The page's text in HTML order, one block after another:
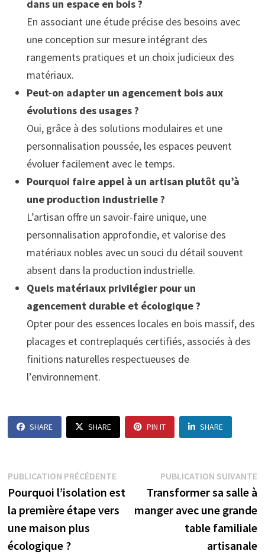
dans un espace en bois ?
En associant une étude précise des besoins avec
une conception sur mesure intégrant des
rangements pratiques et un choix judicieux des
matériaux.
Peut-on adapter un agencement bois aux
évolutions des usages ?
Oui, grâce à des solutions modulaires et une
personnalisation poussée, les espaces peuvent
évoluer facilement avec le temps.
Pourquoi faire appel à un artisan plutôt qu’à
une production industrielle ?
L’artisan offre un savoir-faire unique, une
personnalisation approfondie, et valorise des
matériaux nobles avec un souci du détail souvent
absent dans la production industrielle.
Quels matériaux privilégier pour un
agencement durable et écologique ?
Opter pour des essences locales en bois massif, des
placages et contreplaqués certifiés, associés à des
finitions naturelles respectueuses de
l’environnement.
SHARE SHARE PIN IT SHARE
Navigation
de
l’article
PUBLICATION PRÉCÉDENTEPublication
précédente :
Pourquoi l’isolation est
la première étape vers
une maison plus
écologique ?
PUBLICATION SUIVANTE
Transformer sa salle à
manger avec une grande
table familiale
artisanale